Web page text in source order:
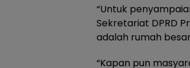
“Untuk
Sekretariat DPRD
adalah rumah
“Kapan pun